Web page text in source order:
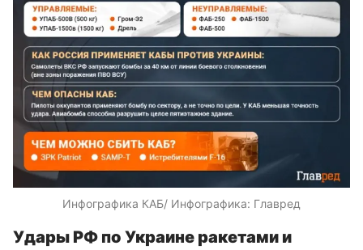
Инфографика КАБ/ Инфографика: Главред
Удары РФ по Украине ракетами и